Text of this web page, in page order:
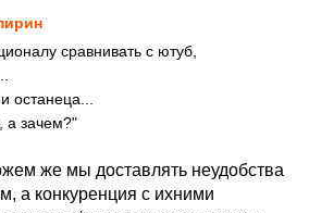
сравнивать с ютуб,
останеца...
а зачем?"
же мы доставлять неудобства
а конкуренция с ихними